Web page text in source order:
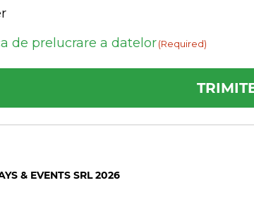
de prelucrare a datelor(Required)
& EVENTS SRL 2026